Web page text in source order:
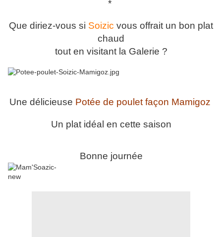
*
Que diriez-vous si Soizic vous offrait un bon plat
chaud
tout en visitant la Galerie ?
Une délicieuse Potée de poulet façon Mamigoz
Un plat idéal en cette saison
Bonne journée